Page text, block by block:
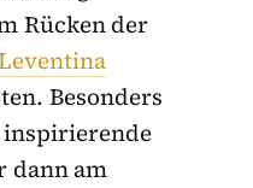
Rücken der
Besonders
inspirierende
dann am